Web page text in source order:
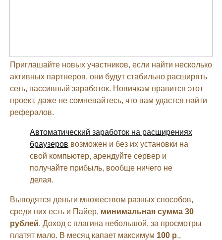
Приглашайте новых участников, если найти несколько
активных партнеров, они будут стабильно расширять
сеть, пассивный заработок. Новичкам нравится этот
проект, даже не сомневайтесь, что вам удастся найти
рефералов.
Автоматический заработок на расширениях
браузеров возможен и без их установки на
свой компьютер, арендуйте сервер и
получайте прибыль, вообще ничего не
делая.
Выводятся деньги множеством разных способов,
среди них есть и Пайер, минимальная сумма 30
рублей. Доход с плагина небольшой, за просмотры
платят мало. В месяц капает максимум 100 р.,